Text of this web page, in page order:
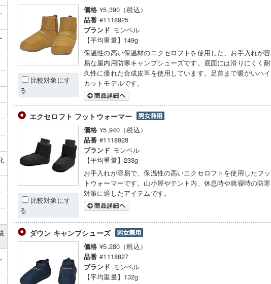
比較対象にす
る
価格 ¥5,390（税込）
品番 #1118925
ブランド モンベル
【平均重量】149g
保温性の高い保温材のエクセロフトを使用した、お手入れが容
易な屋内用防寒キャンプシューズです。底面には滑りにくく耐
久性に優れた合成皮革を使用しています。足首まで暖かいハイ
カットモデルです。
エクセロフト フットウォーマー
比較対象にす
る
価格 ¥5,940（税込）
品番 #1118928
ブランド モンベル
【平均重量】233g
お手入れが容易で、保温性の高いエクセロフトを使用したフッ
トウォーマーです。山小屋やテント内、休息時や就寝時の防寒
対策に適したアイテムです。
ダウン キャンプシューズ
価格 ¥5,280（税込）
品番 #1118827
ブランド モンベル
【平均重量】132g